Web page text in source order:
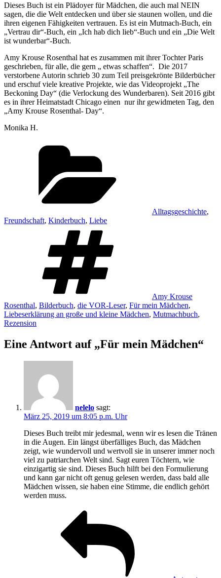
Dieses Buch ist ein Plädoyer für Mädchen, die auch mal NEIN
sagen, die die Welt entdecken und über sie staunen wollen, und die
ihren eigenen Fähigkeiten vertrauen. Es ist ein Mutmach-Buch, ein
„Vertrau dir“-Buch, ein „Ich hab dich lieb“-Buch und ein „Die Welt
ist wunderbar“-Buch.
Amy Krouse Rosenthal hat es zusammen mit ihrer Tochter Paris
geschrieben, für alle, die gern „ etwas schaffen“. Die 2017
verstorbene Autorin schrieb 30 zum Teil preisgekrönte Bilderbücher
und erschuf viele kreative Projekte, wie das Videoprojekt „The
Beckoning Day“ (die Verlockung des Wunderbaren). Seit 2016 gibt
es in ihrer Heimatstadt Chicago einen nur ihr gewidmeten Tag, den
„Amy Krouse Rosenthal- Day“.
Monika H.
Alltagsgeschichte,
Freundschaft, Kinderbuch, Liebe
Amy Krouse
Rosenthal, Bilderbuch, die VOR-Leser, Für mein Mädchen,
Liebeserklärung an große und kleine Mädchen, Mutmachbuch,
Rezension
Eine Antwort auf „Für mein Mädchen“
nelelo sagt:
März 25, 2019 um 8:05 p.m. Uhr
Dieses Buch treibt mir jedesmal, wenn wir es lesen die Tränen
in die Augen. Ein längst überfälliges Buch, das Mädchen
zeigt, wie wundervoll und wertvoll sie in unserer immer noch
viel zu patriarchen Welt sind. Sagt euren Töchtern, wie
einzigartig sie sind. Dieses Buch hilft bei den Formulierung
und kann gar nicht oft genug gelesen werden, dass bald alle
Mädchen wissen, sie haben eine Stimme, die endlich gehört
werden muss.